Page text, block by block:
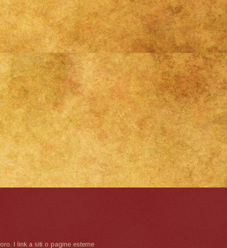
I link a siti o pagine esterne